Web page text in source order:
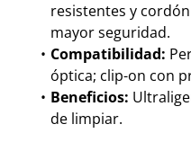
resistentes y
mayor seguridad.
Compatibilidad:
óptica; clip-on con
Beneficios:
de limpiar.